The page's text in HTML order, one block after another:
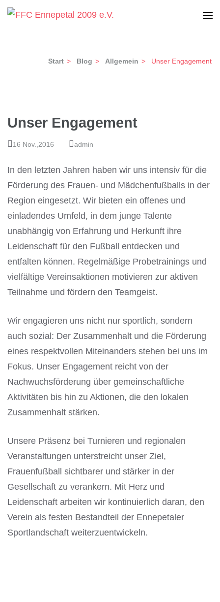
Zum
Start > Blog > Allgemein > Unser Engagement
Unser Engagement
16 Nov.,2016 admin
In den letzten Jahren haben wir uns intensiv für die
Förderung des Frauen- und Mädchenfußballs in der
Region eingesetzt. Wir bieten ein offenes und
einladendes Umfeld, in dem junge Talente
unabhängig von Erfahrung und Herkunft ihre
Leidenschaft für den Fußball entdecken und
entfalten können. Regelmäßige Probetrainings und
vielfältige Vereinsaktionen motivieren zur aktiven
Teilnahme und fördern den Teamgeist.
Wir engagieren uns nicht nur sportlich, sondern
auch sozial: Der Zusammenhalt und die Förderung
eines respektvollen Miteinanders stehen bei uns im
Fokus. Unser Engagement reicht von der
Nachwuchsförderung über gemeinschaftliche
Aktivitäten bis hin zu Aktionen, die den lokalen
Zusammenhalt stärken.
Unsere Präsenz bei Turnieren und regionalen
Veranstaltungen unterstreicht unser Ziel,
Frauenfußball sichtbarer und stärker in der
Gesellschaft zu verankern. Mit Herz und
Leidenschaft arbeiten wir kontinuierlich daran, den
Verein als festen Bestandteil der Ennepetaler
Sportlandschaft weiterzuentwickeln.